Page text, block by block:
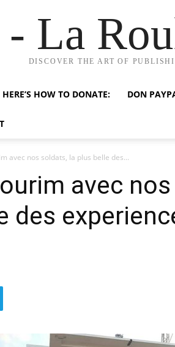
La
DISCOVER THE ART OF
HERE’S HOW TO DONATE: DON
avec nos soldats, la plus belle des...
avec nos
des